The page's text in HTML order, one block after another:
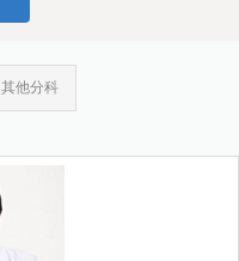
其他分科